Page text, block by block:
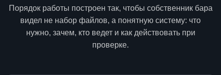
Порядок работы построен так, чтобы собственник бара
видел не набор файлов, а понятную систему: что
нужно, зачем, кто ведет и как действовать при
проверке.